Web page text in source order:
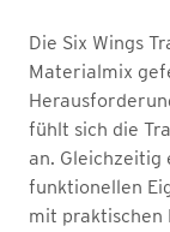
Die Six Wings
Materialmix
fühlt sich die
an.
funktionellen
mit praktischen